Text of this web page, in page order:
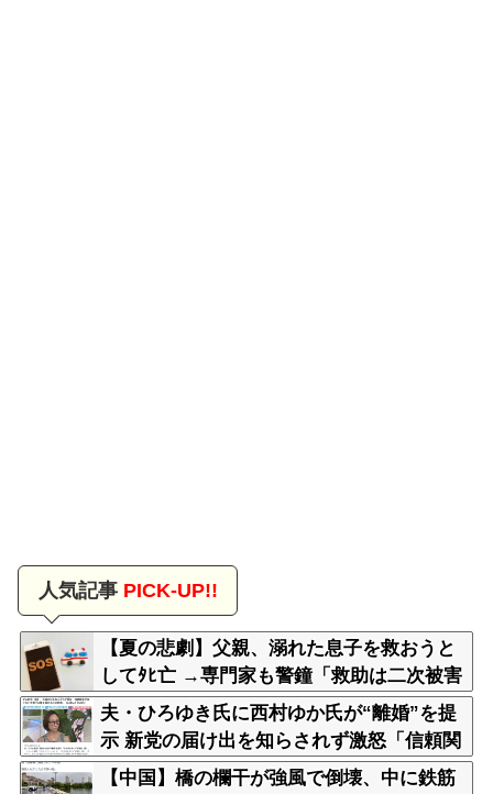
人気記事PICK-UP!!
【夏の悲劇】父親、溺れた息子を救おうと
してﾀﾋ亡 →専門家も警鐘「救助は二次被害
が多い」
夫・ひろゆき氏に西村ゆか氏が“離婚”を提
示 新党の届け出を知らされず激怒「信頼関
係が保てず夫婦を続けるのは無理」
【中国】橋の欄干が強風で倒壊、中に鉄筋